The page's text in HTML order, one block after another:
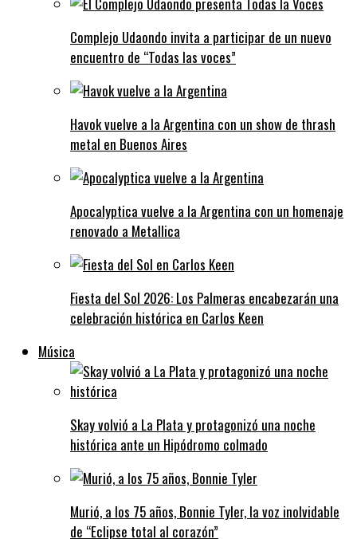
Complejo Udaondo invita a participar de un nuevo
encuentro de “Todas las voces”
Havok vuelve a la Argentina con un show de thrash
metal en Buenos Aires
Apocalyptica vuelve a la Argentina con un homenaje
renovado a Metallica
Fiesta del Sol 2026: Los Palmeras encabezarán una
celebración histórica en Carlos Keen
Música
Skay volvió a La Plata y protagonizó una noche
histórica ante un Hipódromo colmado
Murió, a los 75 años, Bonnie Tyler, la voz inolvidable
de “Eclipse total al corazón”